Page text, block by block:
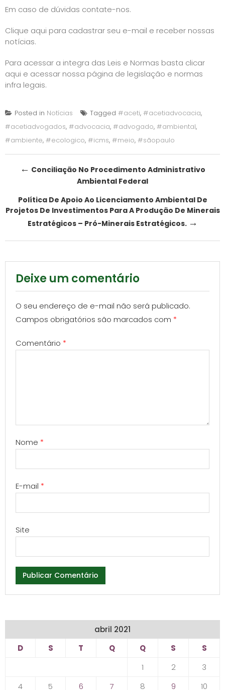
Em caso de dúvidas contate-nos.
Clique aqui para cadastrar seu e-mail e receber nossas
notícias.
Para acessar a integra das Leis e Normas basta clicar
aqui e acessar nossa página de legislação e normas
infra legais.
Posted in Notícias Tagged #aceti, #acetiadvocacia,
#acetiadvogados, #advocacia, #advogado, #ambiental,
#ambiente, #ecologico, #icms, #meio, #sãopaulo
Post
navigation
← Conciliação No Procedimento Administrativo
Ambiental Federal
Política De Apoio Ao Licenciamento Ambiental De
Projetos De Investimentos Para A Produção De Minerais
Estratégicos – Pró-Minerais Estratégicos. →
Deixe um comentário
O seu endereço de e-mail não será publicado.
Campos obrigatórios são marcados com *
Comentário *
Nome *
E-mail *
Site
abril 2021
D
S T Q Q S
S
1
2
3
4
5 6 7 8 9 10